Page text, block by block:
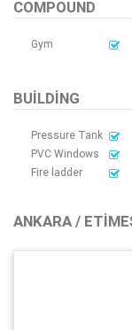
COMPOUND
Gym
BUILDING
Pressure Tank
PVC Windows
Fire ladder
ANKARA /